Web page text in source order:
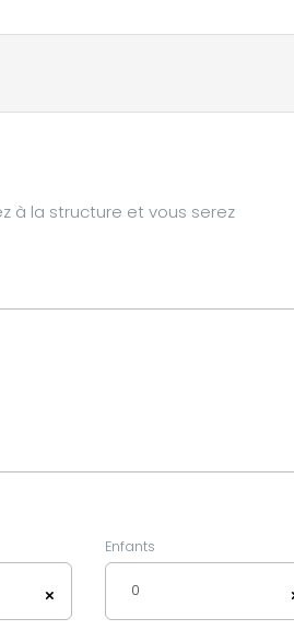
à la structure et vous serez
×
Enfants
0